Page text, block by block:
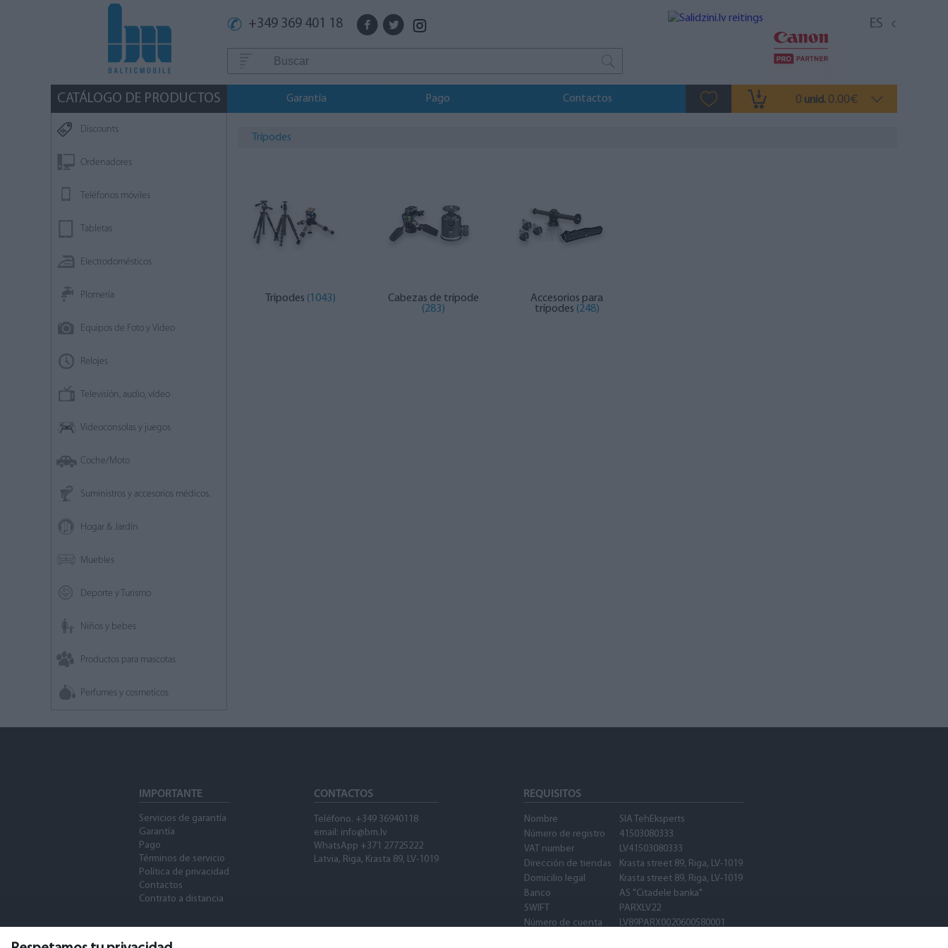
+349 369 401 18 ES
CATÁLOGO DE PRODUCTOS Garantía Pago Contactos 0 unid. 0.00€
Discounts
Ordenadores
Teléfonos móviles
Tabletas
Electrodomésticos
Plomería
Equipos de Foto y Video
Relojes
Televisión, audio, vídeo
Videoconsolas y juegos
Coche/Moto
Suministros y accesorios médicos.
Hogar & Jardín
Muebles
Deporte y Turismo
Niños y bebes
Productos para mascotas
Perfumes y cosmeticos
Trípodes
Trípodes (1043)
Cabezas de trípode
(283)
Accesorios para
trípodes (248)
IMPORTANTE
Servicios de garantía
Garantía
Pago
Términos de servicio
Política de privacidad
Contactos
Contrato a distancia
CONTACTOS
Teléfono. +349 36940118
email: info@bm.lv
WhatsApp +371 27725222
Latvia, Riga, Krasta 89, LV-1019
REQUISITOS
Nombre
SIA TehEksperts
Número de registro
41503080333
VAT number
LV41503080333
Dirección de tiendas
Krasta street 89, Riga, LV-1019
Domicilio legal
Krasta street 89, Riga, LV-1019
Banco
AS "Citadele banka"
SWIFT
PARXLV22
Número de cuenta
LV89PARX0020600580001